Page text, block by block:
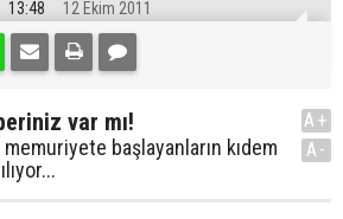
13:48 12 Ekim 2011
var mı!
başlayanların kıdem
A+
A-